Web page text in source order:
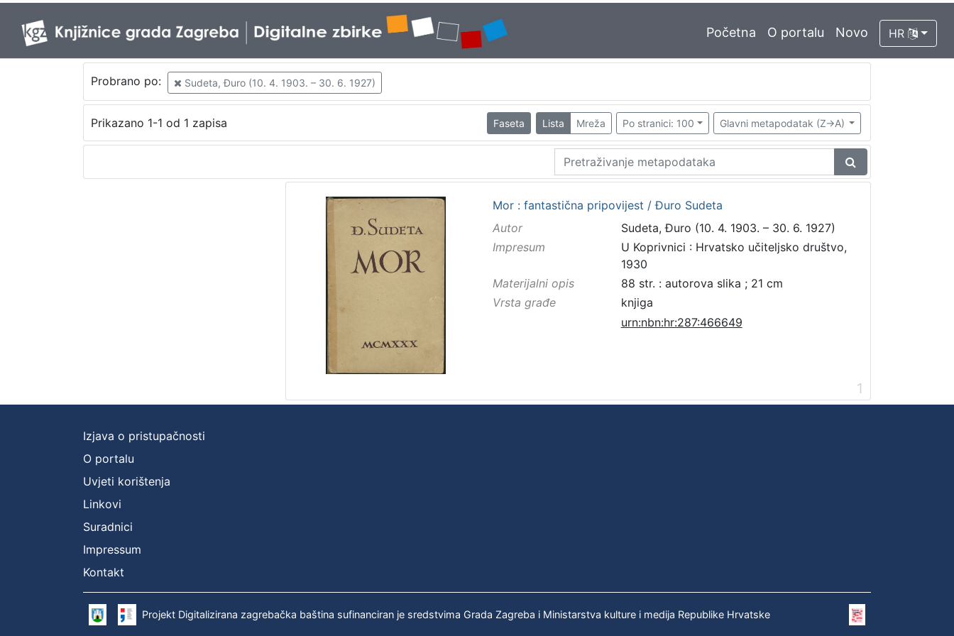
Početna O portalu Novo HR
Probrano po: Sudeta, Đuro (10. 4. 1903. – 30. 6. 1927)
Prikazano 1-1 od 1 zapisa Faseta Lista Mreža Po stranici: 100 Glavni metapodatak (Z->A)
Mor : fantastična pripovijest / Đuro Sudeta
Autor
Sudeta, Đuro (10. 4. 1903. – 30. 6. 1927)
Impresum
U Koprivnici : Hrvatsko učiteljsko društvo,
1930
Materijalni opis
88 str. : autorova slika ; 21 cm
Vrsta građe
knjiga
urn:nbn:hr:287:466649
1
Izjava o pristupačnosti
O portalu
Uvjeti korištenja
Linkovi
Suradnici
Impressum
Kontakt
Projekt Digitalizirana zagrebačka baština sufinanciran je sredstvima Grada Zagreba i Ministarstva kulture i medija Republike Hrvatske